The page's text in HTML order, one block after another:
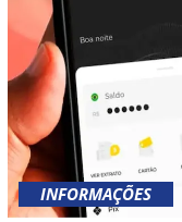
INFORMAÇÕES